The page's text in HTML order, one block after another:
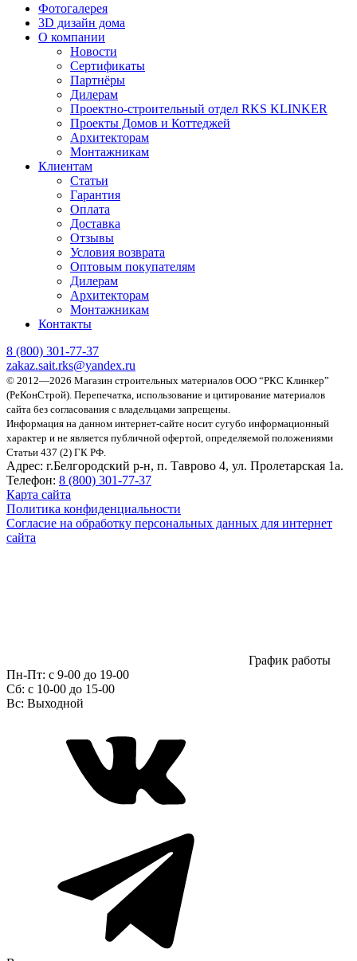
Фотогалерея
3D дизайн дома
О компании
Новости
Сертификаты
Партнёры
Дилерам
Проектно-строительный отдел RKS KLINKER
Проекты Домов и Коттеджей
Архитекторам
Монтажникам
Клиентам
Статьи
Гарантия
Оплата
Доставка
Отзывы
Условия возврата
Оптовым покупателям
Дилерам
Архитекторам
Монтажникам
Контакты
8 (800) 301-77-37
zakaz.sait.rks@yandex.ru
© 2012—2026 Магазин строительных материалов ООО “РКС Клинкер”
(РеКонСтрой). Перепечатка, использование и цитирование материалов
сайта без согласования с владельцами запрещены.
Информация на данном интернет-сайте носит сугубо информационный
характер и не является публичной офертой, определяемой положениями
Статьи 437 (2) ГК РФ.
Адрес: г.Белгородский р-н, п. Таврово 4, ул. Пролетарская 1а.
Телефон: 8 (800) 301-77-37
Карта сайта
Политика конфиденциальности
Согласие на обработку персональных данных для интернет
сайта
График работы
Пн-Пт: с 9-00 до 19-00
Сб: c 10-00 до 15-00
Вс: Выходной